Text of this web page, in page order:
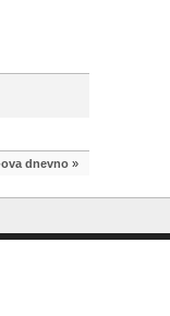
dnevno»